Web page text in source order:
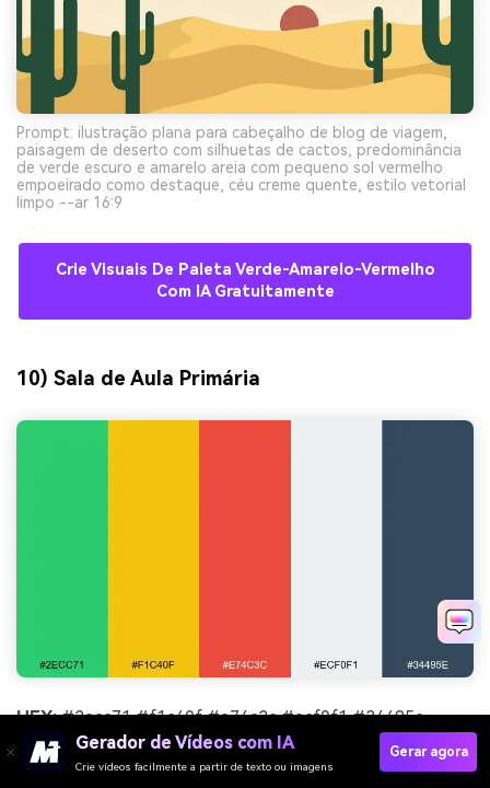
Prompt: ilustração plana para cabeçalho de blog de viagem,
paisagem de deserto com silhuetas de cactos, predominância
de verde escuro e amarelo areia com pequeno sol vermelho
empoeirado como destaque, céu creme quente, estilo vetorial
limpo --ar 16:9
Crie Visuais De Paleta Verde-Amarelo-Vermelho
Com IA Gratuitamente
10) Sala de Aula Primária
HEX:#2ecc71 #f1c40f #e74c3c #ecf0f1 #34495e
Clima:
Gerador de Vídeos com IA
Crie vídeos facilmente a partir de texto ou imagens
Gerar agora